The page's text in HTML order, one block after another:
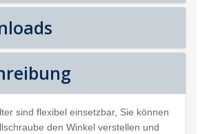
sind flexibel einsetzbar, Sie können
den Winkel verstellen und